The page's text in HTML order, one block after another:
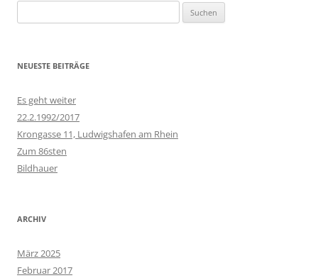
nach:
NEUESTE BEITRÄGE
Es geht weiter
22.2.1992/2017
Krongasse 11, Ludwigshafen am Rhein
Zum 86sten
Bildhauer
ARCHIV
März 2025
Februar 2017